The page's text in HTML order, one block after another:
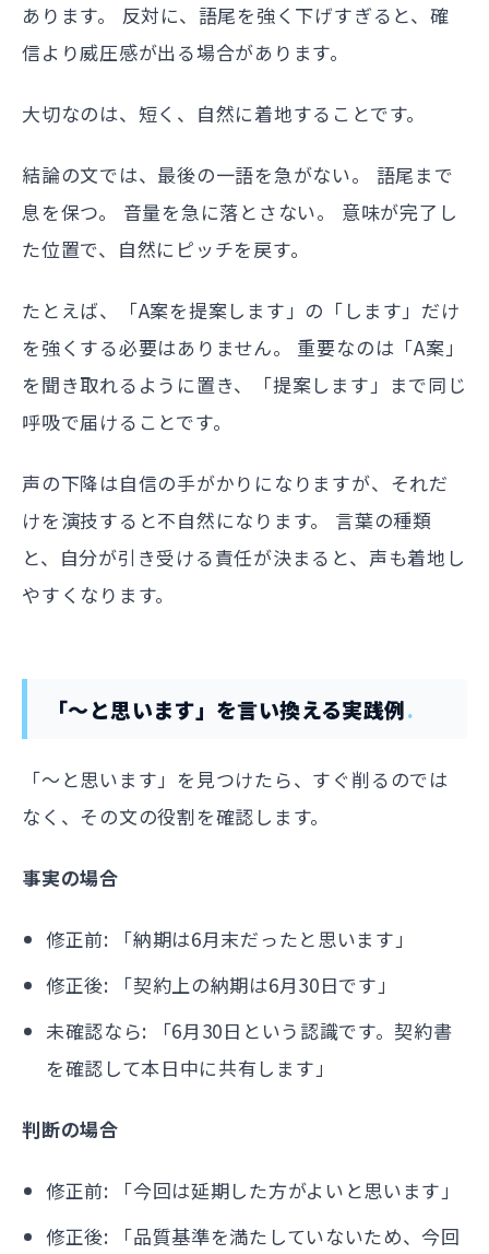
あります。 反対に、語尾を強く下げすぎると、確
信より威圧感が出る場合があります。
大切なのは、短く、自然に着地することです。
結論の文では、最後の一語を急がない。 語尾まで
息を保つ。 音量を急に落とさない。 意味が完了し
た位置で、自然にピッチを戻す。
たとえば、「A案を提案します」の「します」だけ
を強くする必要はありません。 重要なのは「A案」
を聞き取れるように置き、「提案します」まで同じ
呼吸で届けることです。
声の下降は自信の手がかりになりますが、それだ
けを演技すると不自然になります。 言葉の種類
と、自分が引き受ける責任が決まると、声も着地し
やすくなります。
「〜と思います」を言い換える実践例
「〜と思います」を見つけたら、すぐ削るのでは
なく、その文の役割を確認します。
事実の場合
修正前: 「納期は6月末だったと思います」
修正後: 「契約上の納期は6月30日です」
未確認なら: 「6月30日という認識です。契約書
を確認して本日中に共有します」
判断の場合
修正前: 「今回は延期した方がよいと思います」
修正後: 「品質基準を満たしていないため、今回